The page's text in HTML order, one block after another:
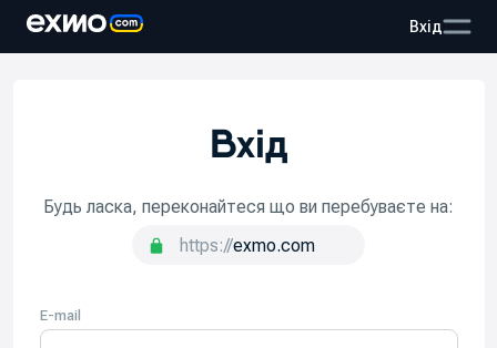
Вхід
Вхід
Будь ласка, переконайтеся що ви перебуваєте на:
https://exmo.com
E-mail